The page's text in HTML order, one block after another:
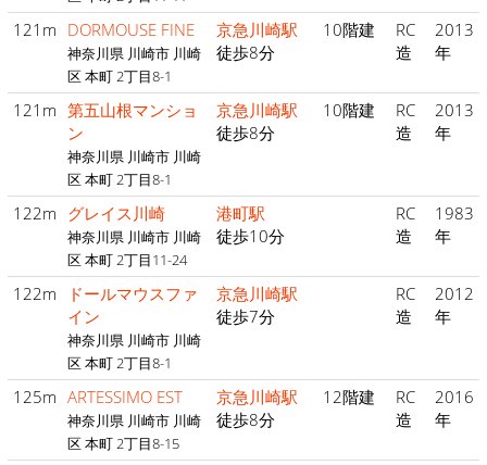
121m DORMOUSE FINE
神奈川県 川崎市 川崎
区 本町 2丁目8-1
京急川崎駅
徒歩8分
10階建
RC
造
2013
年
121m 第五山根マンショ
ン
神奈川県 川崎市 川崎
区 本町 2丁目8-1
京急川崎駅
徒歩8分
10階建
RC
造
2013
年
122m グレイス川崎
神奈川県 川崎市 川崎
区 本町 2丁目11-24
港町駅
徒歩10分
RC
造
1983
年
122m
ドールマウスファ
イン
神奈川県 川崎市 川崎
区 本町 2丁目8-1
京急川崎駅
徒歩7分
RC
造
2012
年
125m ARTESSIMO EST
神奈川県 川崎市 川崎
区 本町 2丁目8-15
京急川崎駅
徒歩8分
12階建
RC
造
2016
年